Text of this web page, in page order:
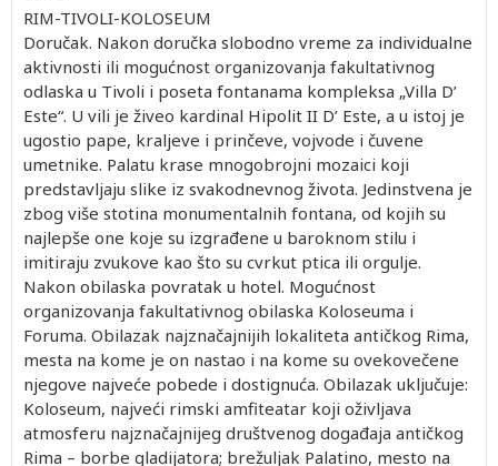
RIM-TIVOLI-KOLOSEUM
Doručak. Nakon doručka slobodno vreme za individualne
aktivnosti ili mogućnost organizovanja fakultativnog
odlaska u Tivoli i poseta fontanama kompleksa „Villa D’
Este“. U vili je živeo kardinal Hipolit II D’ Este, a u istoj je
ugostio pape, kraljeve i prinčeve, vojvode i čuvene
umetnike. Palatu krase mnogobrojni mozaici koji
predstavljaju slike iz svakodnevnog života. Jedinstvena je
zbog više stotina monumentalnih fontana, od kojih su
najlepše one koje su izgrađene u baroknom stilu i
imitiraju zvukove kao što su cvrkut ptica ili orgulje.
Nakon obilaska povratak u hotel. Mogućnost
organizovanja fakultativnog obilaska Koloseuma i
Foruma. Obilazak najznačajnijih lokaliteta antičkog Rima,
mesta na kome je on nastao i na kome su ovekovečene
njegove najveće pobede i dostignuća. Obilazak uključuje:
Koloseum, najveći rimski amfiteatar koji oživljava
atmosferu najznačajnijeg društvenog događaja antičkog
Rima – borbe gladijatora; brežuljak Palatino, mesto na